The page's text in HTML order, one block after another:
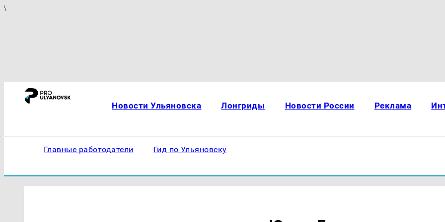
\
Новости Ульяновска Лонгриды Новости России Реклама
Главные работодатели Гид по Ульяновску